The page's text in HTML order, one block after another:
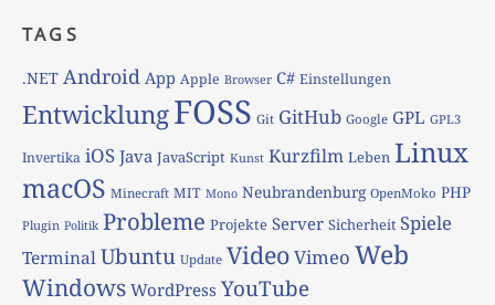
TAGS
.NET Android App Apple Browser C# Einstellungen
EntwicklungFOSS Git GitHub Google GPL GPL3
Invertika iOS Java JavaScript Kunst Kurzfilm Leben Linux
macOS Minecraft MIT Mono Neubrandenburg OpenMoko PHP
Plugin Politik Probleme Projekte Server Sicherheit Spiele
TerminalUbuntu Update VideoVimeo Web
Windows WordPress YouTube